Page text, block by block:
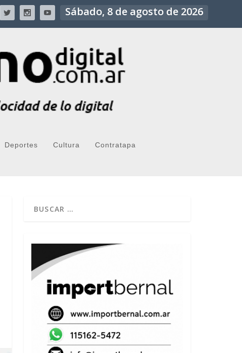
Sábado, 8 de agosto de 2026
Deportes Cultura Contratapa